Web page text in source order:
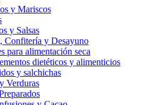
y Mariscos
y Salsas
Confitería y Desayuno
para alimentación seca
dietéticos y alimenticios
y salchichas
Verduras